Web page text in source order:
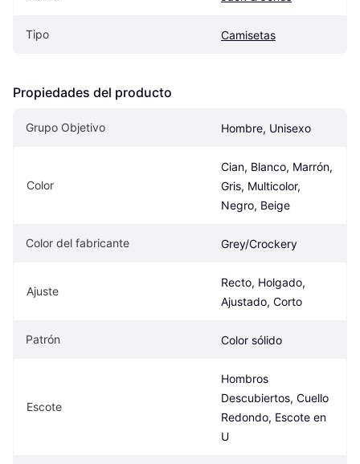
Tipo Camisetas
Propiedades del producto
Grupo Objetivo Hombre, Unisexo
Color
Cian, Blanco, Marrón,
Gris, Multicolor,
Negro, Beige
Color del fabricante Grey/Crockery
Ajuste
Recto, Holgado,
Ajustado, Corto
Patrón Color sólido
Escote
Hombros
Descubiertos, Cuello
Redondo, Escote en
U